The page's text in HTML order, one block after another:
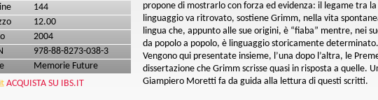
144
12.00
2004
978-88-8273-038-3
Memorie Future
ACQUISTA SU IBS.IT
propone di mostrarlo con forza ed evidenza: il legame tra
linguaggio va ritrovato, sostiene Grimm, nella vita
lingua che, appunto alle sue origini, è “fiaba” mentre, nei
da popolo a popolo, è linguaggio storicamente determinato.
Vengono qui presentate insieme, l’una dopo l’altra, le
dissertazione che Grimm scrisse quasi in risposta a quelle.
Giampiero Moretti fa da guida alla lettura di questi scritti.